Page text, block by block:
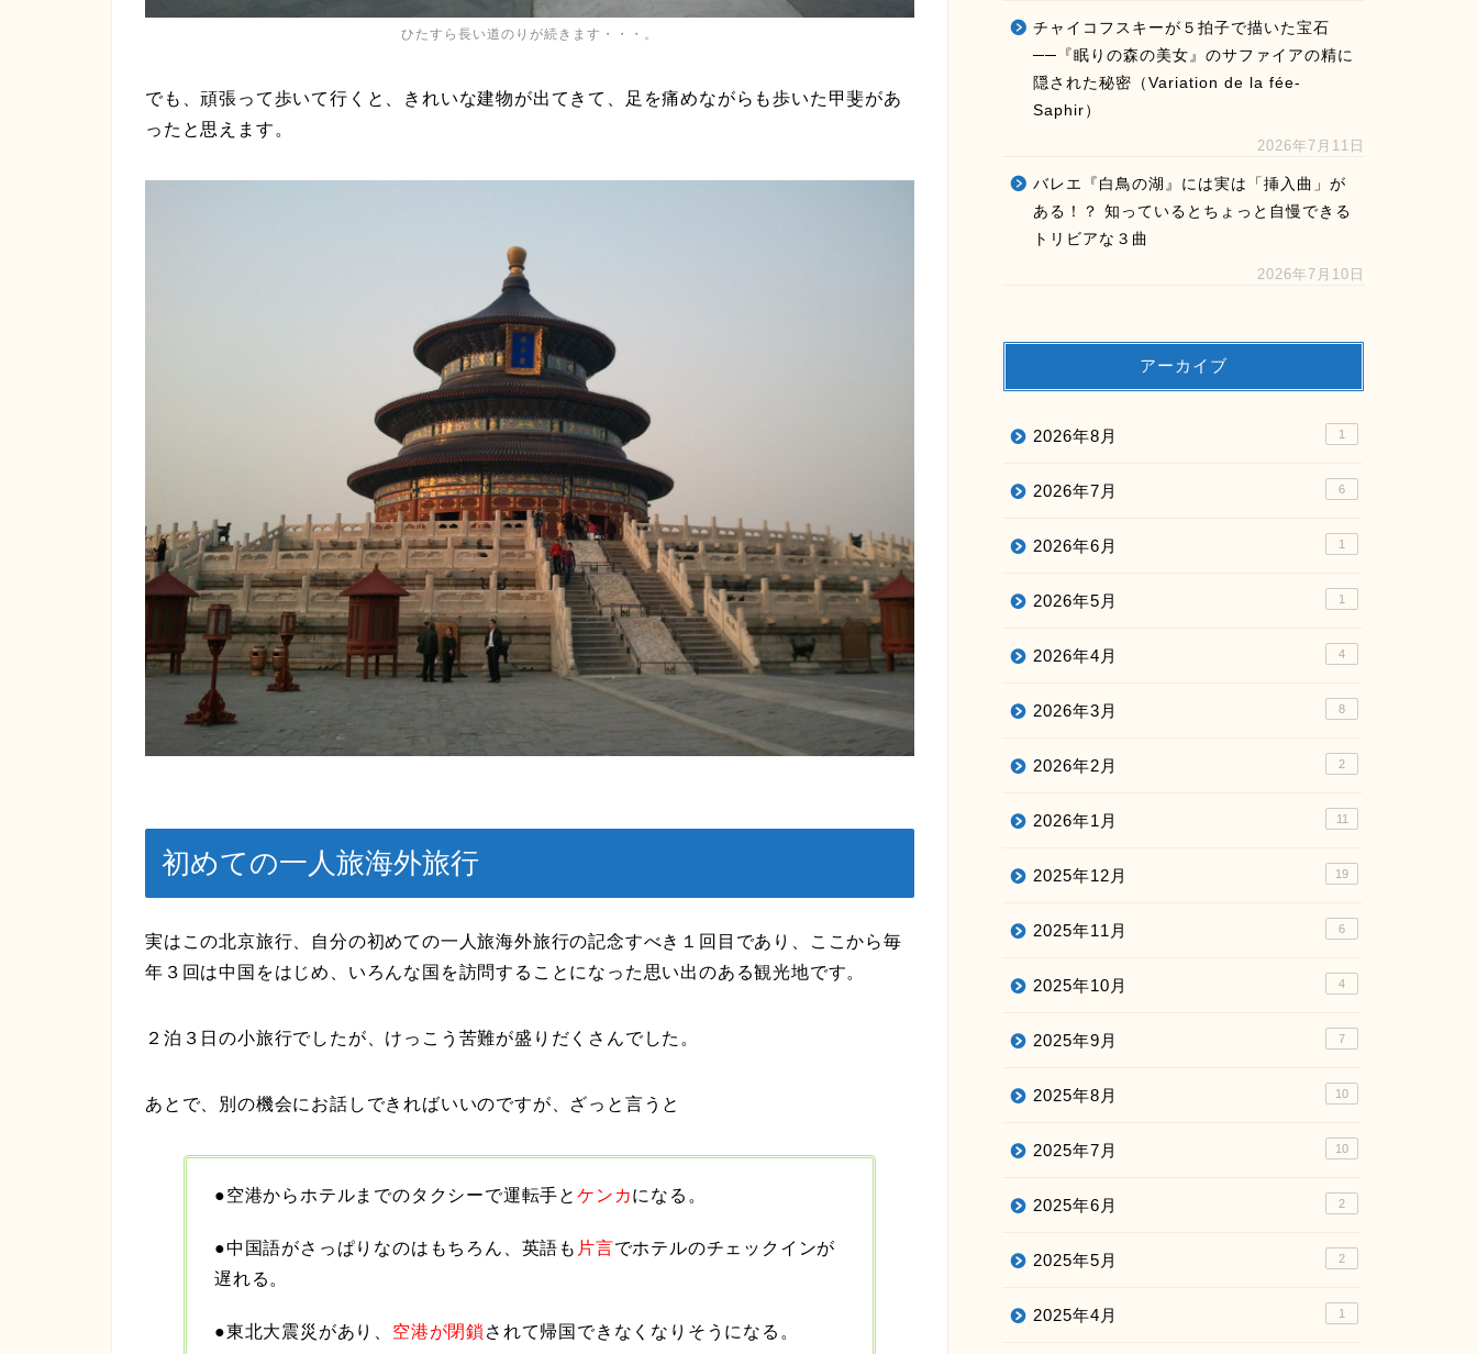
ひたすら長い道のりが続きます・・・。
でも、頑張って歩いて行くと、きれいな建物が出てきて、足を痛めながらも歩いた甲斐があ
ったと思えます。
初めての一人旅海外旅行
実はこの北京旅行、自分の初めての一人旅海外旅行の記念すべき１回目であり、ここから毎
年３回 は中国をはじめ、いろんな国を訪問することになった思い出のある観光地です。
２泊３日の小旅行でしたが、けっこう苦難が盛りだくさんでした。
あとで、別の機会にお話しできればいいのですが、ざっと言うと
●空港からホテルまでのタクシーで運転手と ケンカになる。
●中国語がさっぱりなのはもちろん、英語も 片言でホテルのチェックインが
遅れる。
●東北大震災があり、 空港が閉鎖 されて帰国できなくなりそうになる。
チャイコフスキーが５拍子で描いた宝石
──『眠りの森の美女』のサファイアの精に
隠された秘密（Variation de la fée-
Saphir）
2026年7月11日
バレエ『白鳥の湖』には実は「挿入曲」が
ある！？ 知っているとちょっと自慢できる
トリビアな３曲
2026年7月10日
アーカイブ
2026年8月 1
2026年7月 6
2026年6月 1
2026年5月 1
2026年4月 4
2026年3月 8
2026年2月 2
2026年1月 11
2025年12月 19
2025年11月 6
2025年10月 4
2025年9月 7
2025年8月 10
2025年7月 10
2025年6月 2
2025年5月 2
2025年4月 1